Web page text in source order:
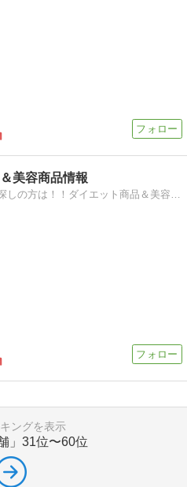
美容商品情報
ダイエット＆美容商品をお探しの方は！！ダイエット商品＆美容商品通販店「ＲＹＯＧＡ」の新着商品情報をお伝えします。
ングを表示
」 31位〜60位